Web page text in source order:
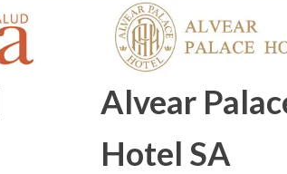
Alvear
Hotel SA